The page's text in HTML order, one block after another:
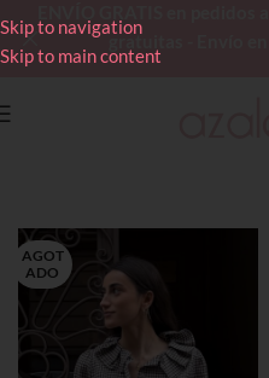
Skip to navigation
Skip to main content
gratuitas - Envío
AGOT
ADO